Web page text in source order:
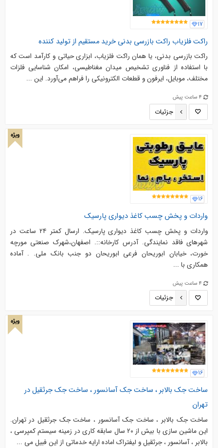
17
راکت فلزیاب راکت بازرسی بدنی خرید مستقیم از تولید کننده
راکت بازرسی بدنی، یا همان راکت فلزیاب، ابزاری حیاتی و کارآمد است که
با استفاده از فناوری تشخیص میدان مغناطیسی، امکان شناسایی فلزات
مختلف، موبایل، ایرفون و قطعات الکترونیکی را فراهم می‌آورد. این ...
4 ساعت پیش
جزئیات
ویژه
16
واردات و پخش چسب کاغذ دیواری پارسیک
واردات و پخش چسب کاغذ دیواری پارسیک. ‎ارسال کمتر ۲۴ ساعت در
شهرهای فاقد نمایندگی. ‎آدرس کارخانه::. ‎اصفهان،شهرک صنعتی مورچه
خورت، خیابان ابوریحان فرعی ابوریحان دو جنب بانک ملی. . ‎آماده
همکاری با ...
4 ساعت پیش
جزئیات
ویژه
16
ساخت جک بالابر ، ساخت جك آسانسور ، ساخت جک جرثقيل در
تهران
ساخت جک بالابر ، ساخت جك آسانسور ، ساخت جک جرثقيل در تهران.
اين ماشین سازی با بيش از 20 سال سابقه كاري در زمينه سیستم کمپرسی ،
بالابر ، آسانسور ، جرثقيل و ليفتراك اماده ارايه خدماتي از اين فبيل مي ...